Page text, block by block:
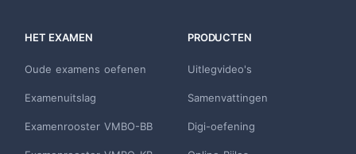
HET EXAMEN
Oude examens oefenen
Examenuitslag
Examenrooster VMBO-BB
PRODUCTEN
Uitlegvideo's
Samenvattingen
Digi-oefening